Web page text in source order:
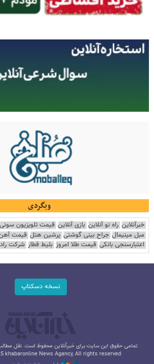
وبگردی
خبرآنلاین راه نو آنلاین بازی آنلاین قیمت تلویزیون سونی
مبل مینیمال جراح بینی گوشتی پرشین هتل قیمت آهن
اعتبارسنجی بانکی قیمت طلا امروز بلیط قطار شرکت
نسخه دسکتاپ
تمامی حقوق این سایت برای خبرآنلاین محفوظ است. نقل مطالب
khabaronline News Agancy, All rights reserved